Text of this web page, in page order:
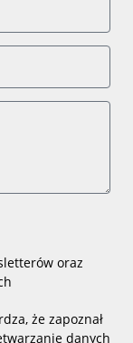
oraz
że zapoznał
danych